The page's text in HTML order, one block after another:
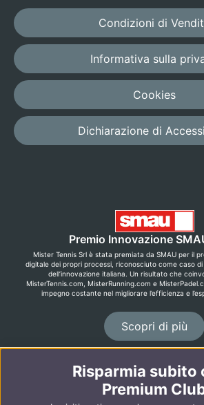
Condizioni di
Informativa sulla
Cookies
Dichiarazione di
Premio Innovazione
Mister Tennis Srl è stata premiata da SMAU per il
digitale dei propri processi, riconosciuto come caso
dell’innovazione italiana. Un risultato che
MisterTennis.com, MisterRunning.com e
impegno costante nel migliorare l’efficienza e
Scopri di più
©2026
Risparmia subito
Premium